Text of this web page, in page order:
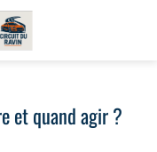
et quand agir ?